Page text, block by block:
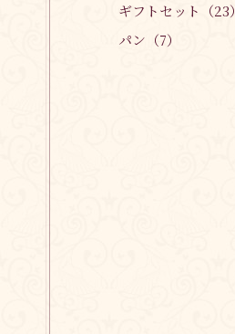
ギフトセット（23）
パン（7）